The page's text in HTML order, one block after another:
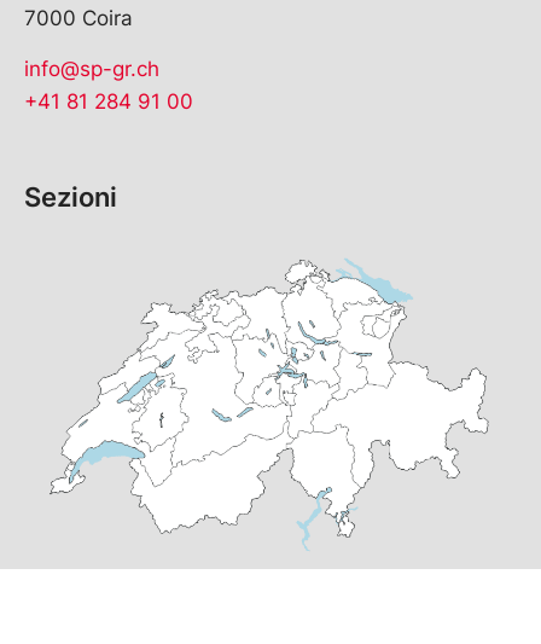
7000 Coira
info@sp-gr.ch
+41 81 284 91 00
Sezioni